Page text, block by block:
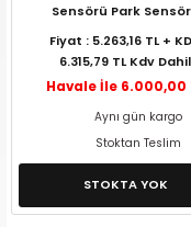
Sensörü Park
Fiyat : 5.263,16 TL +
6.315,79 TL Kdv Dahil
Havale İle 6.000,00
Aynı gün kargo
Stoktan Teslim
STOKTA YOK